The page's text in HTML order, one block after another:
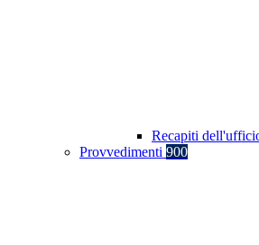
Recapiti
Provvedimenti 900